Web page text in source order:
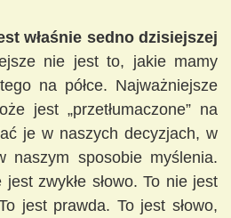
właśnie sedno dzisiejszej
nie jest to, jakie mamy
na półce. Najważniejsze
jest „przetłumaczone” na
je w naszych decyzjach, w
naszym sposobie myślenia.
zwykłe słowo. To nie jest
jest prawda. To jest słowo,